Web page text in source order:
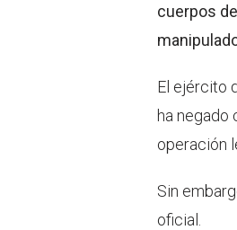
cuerpos
El ejército
ha negado
operación
Sin
oficial.